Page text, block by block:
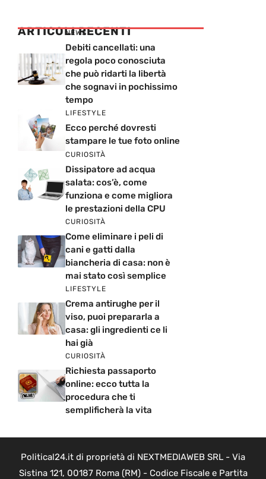
ARTICOLI RECENTI
NEWS
Debiti cancellati: una
regola poco conosciuta
che può ridarti la libertà
che sognavi in pochissimo
tempo
LIFESTYLE
Ecco perché dovresti
stampare le tue foto online
CURIOSITÀ
Dissipatore ad acqua
salata: cos’è, come
funziona e come migliora
le prestazioni della CPU
CURIOSITÀ
Come eliminare i peli di
cani e gatti dalla
biancheria di casa: non è
mai stato così semplice
LIFESTYLE
Crema antirughe per il
viso, puoi prepararla a
casa: gli ingredienti ce li
hai già
CURIOSITÀ
Richiesta passaporto
online: ecco tutta la
procedura che ti
semplificherà la vita
Political24.it di proprietà di NEXTMEDIAWEB SRL - Via
Sistina 121, 00187 Roma (RM) - Codice Fiscale e Partita